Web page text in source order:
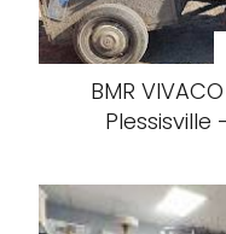
BMR
Plessisville